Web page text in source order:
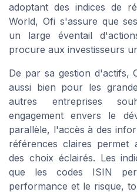
adoptant des indices de
World, Ofi s'assure que
un large éventail
procure aux investisseurs
De par sa gestion d'actifs,
aussi bien pour les
autres entreprises
engagement envers le
parallèle, l'accès à des
références claires permet
des choix éclairés. Les
que les codes ISIN
performance et le risque,